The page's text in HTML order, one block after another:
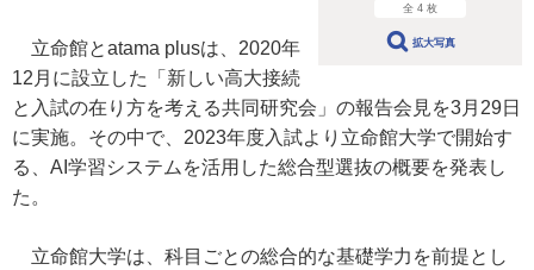
全 4 枚
拡大写真
立命館とatama plusは、2020年
12月に設立した「新しい高大接続
と入試の在り方を考える共同研究会」の報告会見を3月29日
に実施。その中で、2023年度入試より立命館大学で開始す
る、AI学習システムを活用した総合型選抜の概要を発表し
た。
立命館大学は、科目ごとの総合的な基礎学力を前提とし